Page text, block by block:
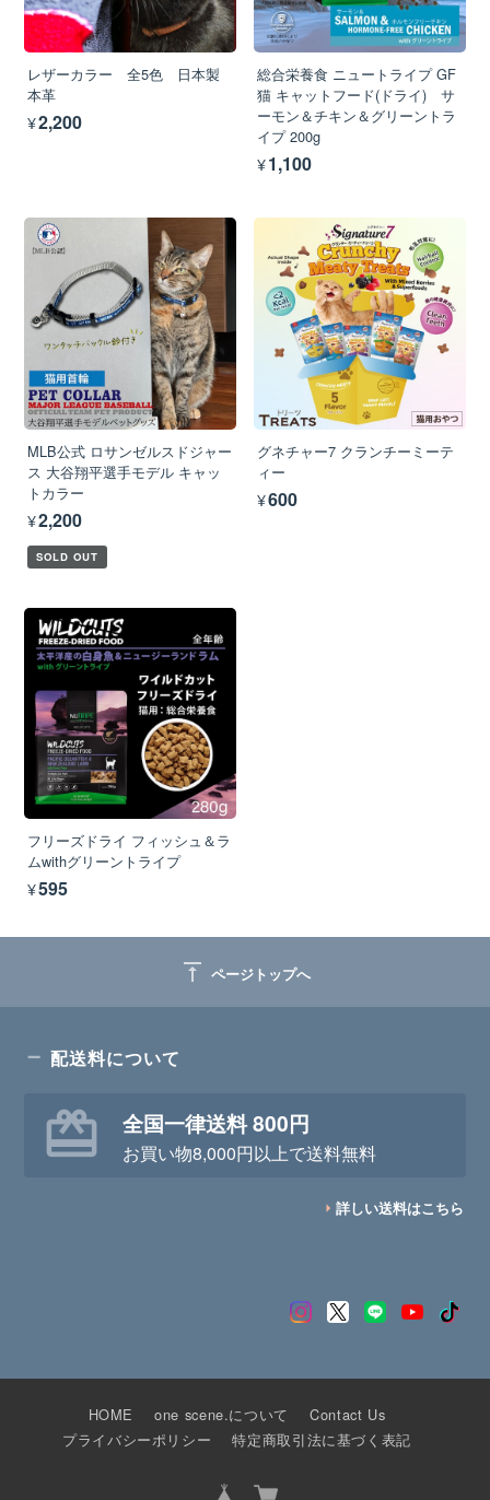
レザーカラー 全5色 日本製
本革
¥2,200
総合栄養食 ニュートライプ GF
猫 キャットフード(ドライ) サ
ーモン＆チキン＆グリーントラ
イプ 200g
¥1,100
MLB公式 ロサンゼルスドジャー
ス 大谷翔平選手モデル キャッ
トカラー
¥2,200
SOLD OUT
グネチャー7 クランチーミーテ
ィー
¥600
フリーズドライ フィッシュ＆ラ
ムwithグリーントライプ
¥595
vertical_align_top ページトップへ
配送料について
全国一律送料 800円
お買い物8,000円以上で送料無料
詳しい送料はこちら
HOME one scene.について
Contact Us
プライバシーポリシー
特定商取引法に基づく表記